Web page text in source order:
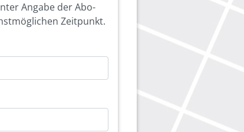
Angabe der Abo-
Zeitpunkt.